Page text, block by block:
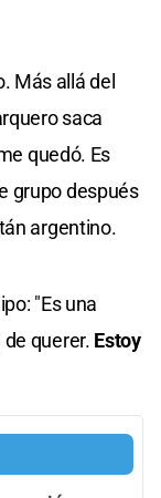
Más allá del
saca
quedó. Es
grupo después
argentino.
"Es una
querer. Estoy